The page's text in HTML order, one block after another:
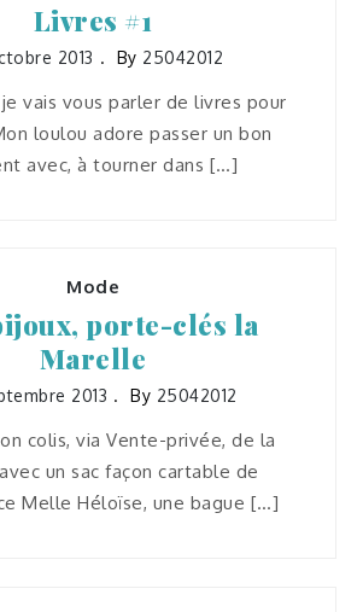
Livres #1
2013 By 25042012
je vais vous parler de livres pour
loulou adore passer un bon
avec, à tourner dans […]
Mode
porte-clés la
Marelle
2013 By 25042012
colis, via Vente-privée, de la
un sac façon cartable de
Melle Héloïse, une bague […]